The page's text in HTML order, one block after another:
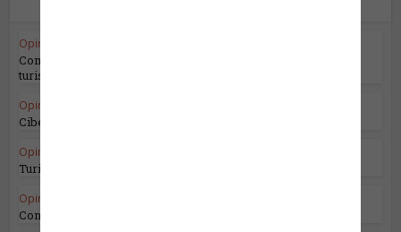
Opinião do Especialista
Compras: o passa tempo número um do
turismo!
Opinião do Especialista
Cibersegurança no Domínio Espacial
Opinião do Especialista
Turismo e o Mercado Sénior
Opinião do Especialista
Convenções e Centros de Convenções